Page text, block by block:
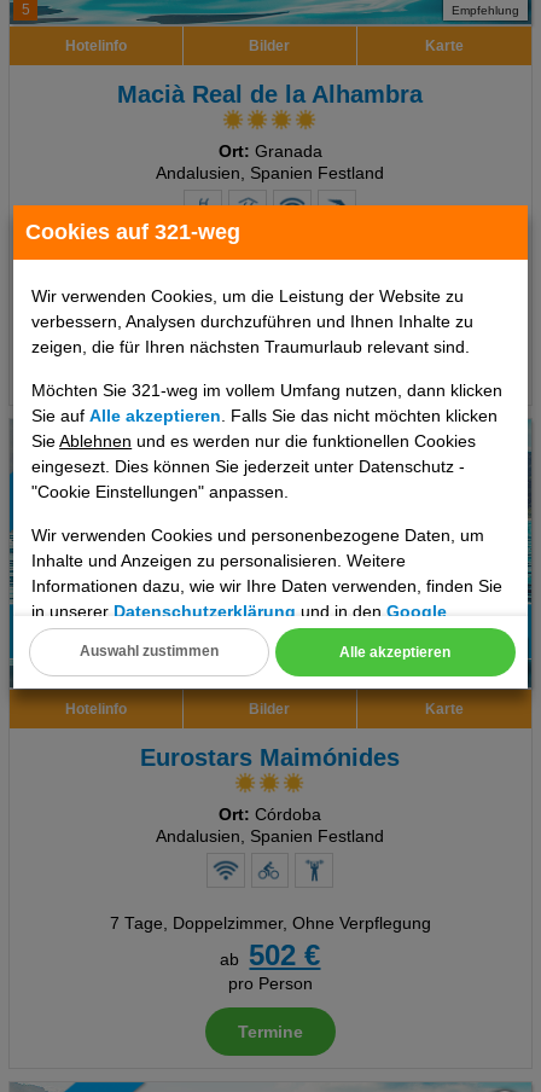
Cookies auf 321-weg
Wir verwenden Cookies, um die Leistung der Website zu
verbessern, Analysen durchzuführen und Ihnen Inhalte zu
zeigen, die für Ihren nächsten Traumurlaub relevant sind.
Möchten Sie 321-weg im vollem Umfang nutzen, dann klicken
Sie aufAlle akzeptieren . Falls Sie das nicht möchten klicken
SieAblehnen und es werden nur die funktionellen Cookies
eingesezt. Dies können Sie jederzeit unter Datenschutz -
"Cookie Einstellungen" anpassen.
Wir verwenden Cookies und personenbezogene Daten, um
Inhalte und Anzeigen zu personalisieren. Weitere
Informationen dazu, wie wir Ihre Daten verwenden, finden Sie
in unsererDatenschutzerklärung und in denGoogle
Datenschutz- und Nutzungsbedingungen
Cookie Einstellungen
Social Media Cookies
Erweiterte Einstellungen
Alle akzeptieren
Auswahl zustimmen
5 Empfehlung
Hotelinfo Bilder Karte
Macià Real de la Alhambra
Ort: Granada
Andalusien, Spanien Festland
7 Tage, Doppelzimmer, Ohne Verpflegung
ab 500 €
pro Person
100%
Empfehlung
Hotelinfo Bilder Karte
Eurostars Maimónides
Ort: Córdoba
Andalusien, Spanien Festland
7 Tage, Doppelzimmer, Ohne Verpflegung
ab
502 €
pro Person
Termine